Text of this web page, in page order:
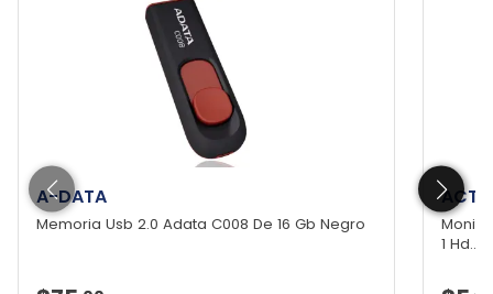
A-DATA
Memoria Usb 2.0 Adata C008 De 16 Gb Negro
1 Hd...